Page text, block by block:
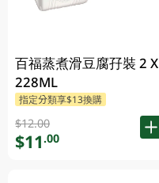
百福蒸煮滑豆腐孖裝 2 X
228ML
指定分類享$13換購
$12.00
$11.00